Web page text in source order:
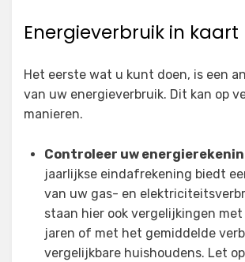
Energieverbruik in
Het eerste wat u kunt doen, is een
van uw energieverbruik. Dit kan op
manieren.
Controleer uw
jaarlijkse eindafrekening biedt
van uw gas- en
staan hier ook vergelijkingen
jaren of met het gemiddelde
vergelijkbare huishoudens. Let